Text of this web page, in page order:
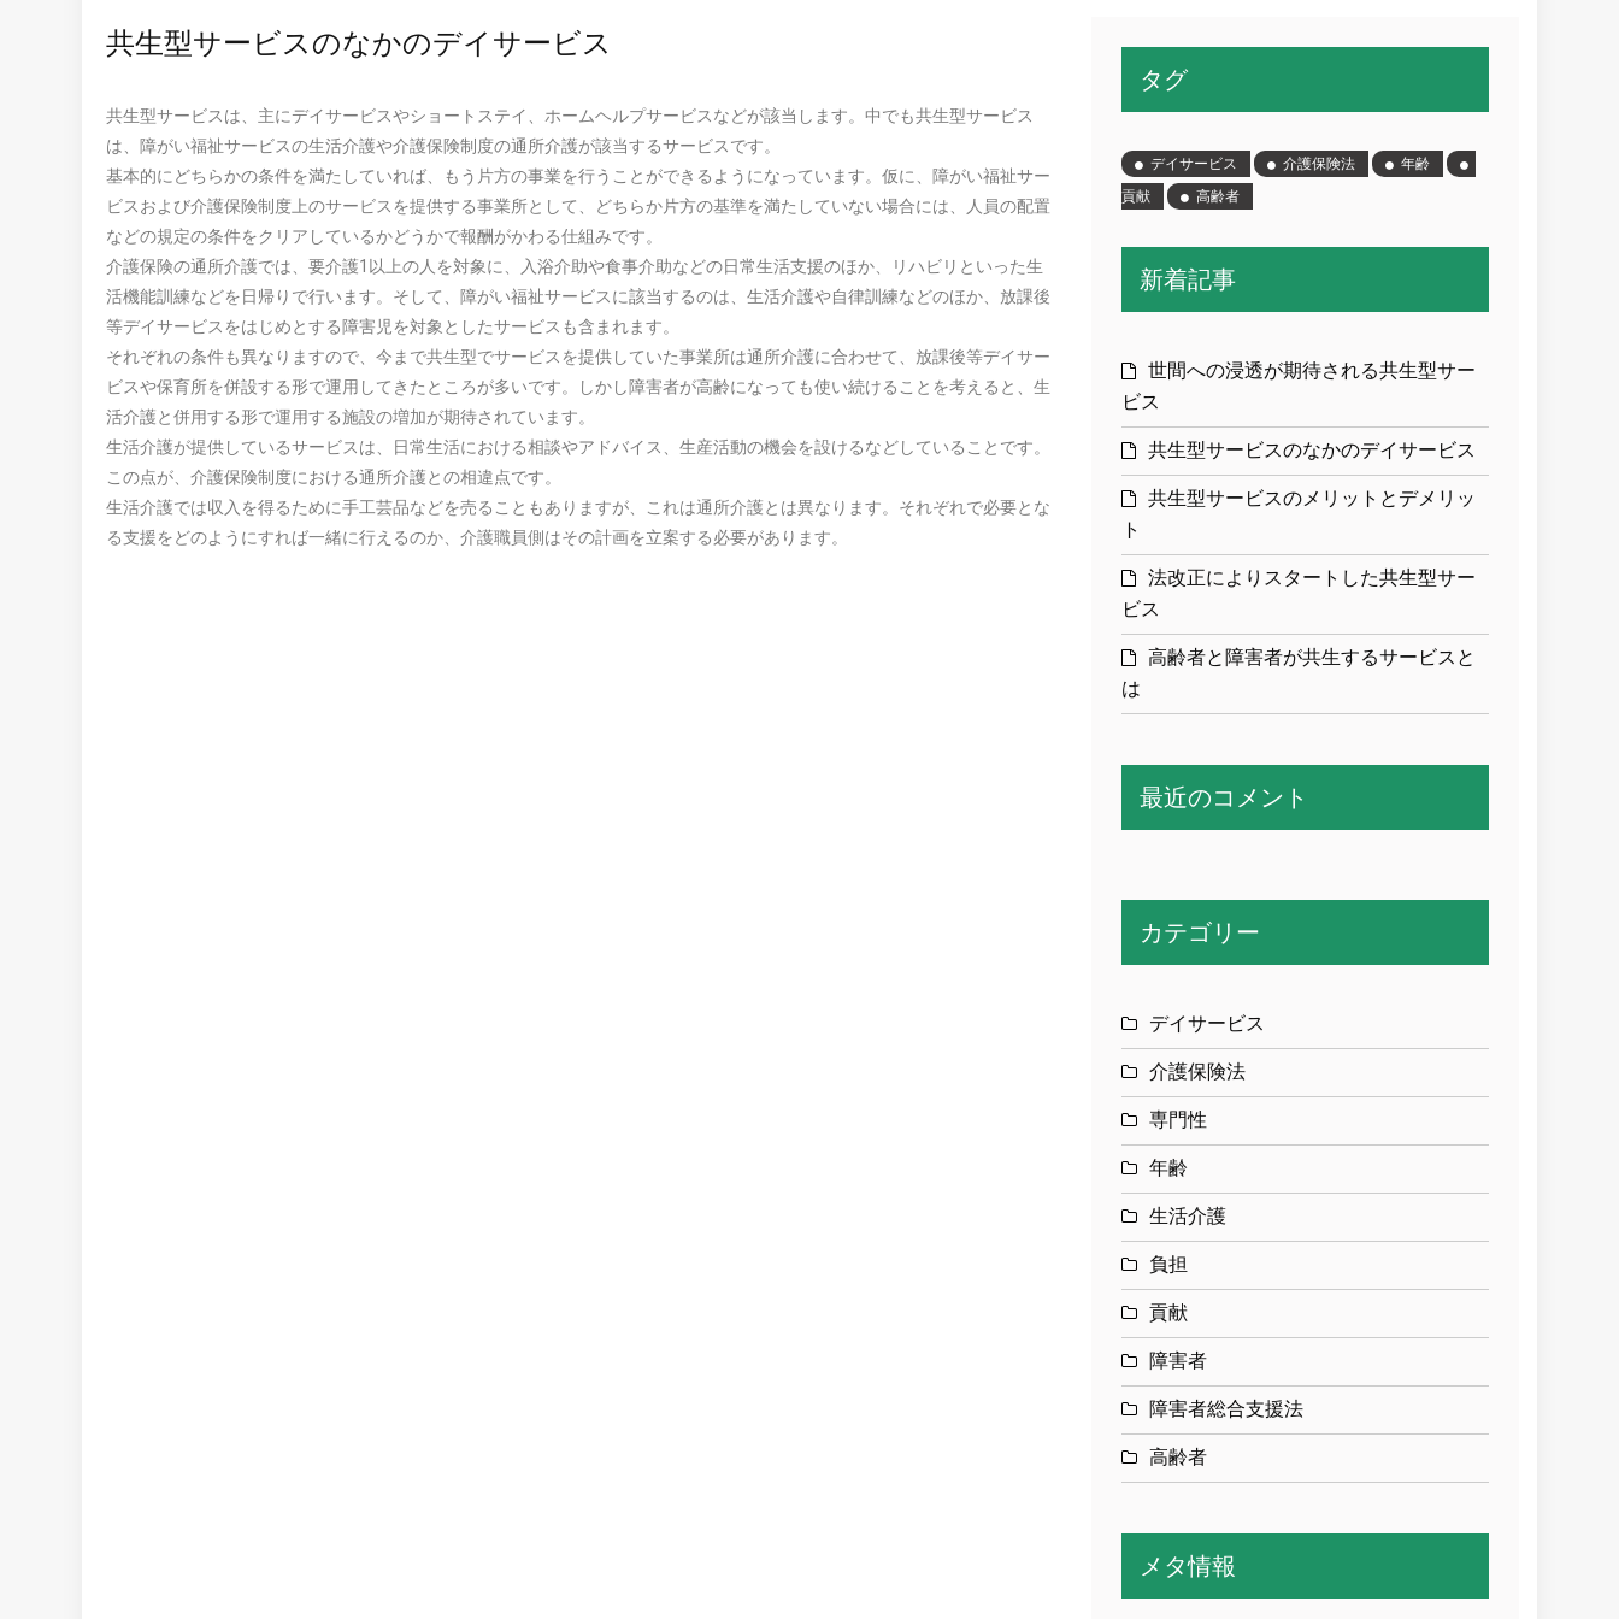
共生型サービスのなかのデイサービス
共生型サービスは、主にデイサービスやショートステイ、ホームヘルプサービスなどが該当します。中でも共生型サービス
は、障がい福祉サービスの生活介護や介護保険制度の通所介護が該当するサービスです。
基本的にどちらかの条件を満たしていれば、もう片方の事業を行うことができるようになっています。仮に、障がい福祉サー
ビスおよび介護保険制度上のサービスを提供する事業所として、どちらか片方の基準を満たしていない場合には、人員の配置
などの規定の条件をクリアしているかどうかで報酬がかわる仕組みです。
介護保険の通所介護では、要介護1以上の人を対象に、入浴介助や食事介助などの日常生活支援のほか、リハビリといった生
活機能訓練などを日帰りで行います。そして、障がい福祉サービスに該当するのは、生活介護や自律訓練などのほか、放課後
等デイサービスをはじめとする障害児を対象としたサービスも含まれます。
それぞれの条件も異なりますので、今まで共生型でサービスを提供していた事業所は通所介護に合わせて、放課後等デイサー
ビスや保育所を併設する形で運用してきたところが多いです。しかし障害者が高齢になっても使い続けることを考えると、生
活介護と併用する形で運用する施設の増加が期待されています。
生活介護が提供しているサービスは、日常生活における相談やアドバイス、生産活動の機会を設けるなどしていることです。
この点が、介護保険制度における通所介護との相違点です。
生活介護では収入を得るために手工芸品などを売ることもありますが、これは通所介護とは異なります。それぞれで必要とな
る支援をどのようにすれば一緒に行えるのか、介護職員側はその計画を立案する必要があります。
タグ
デイサービス 介護保険法
年齢
貢献
高齢者
新着記事
世間への浸透が期待される共生型サー
ビス
共生型サービスのなかのデイサービス
共生型サービスのメリットとデメリッ
ト
法改正によりスタートした共生型サー
ビス
高齢者と障害者が共生するサービスと
は
最近のコメント
カテゴリー
デイサービス
介護保険法
専門性
年齢
生活介護
負担
貢献
障害者
障害者総合支援法
高齢者
メタ情報